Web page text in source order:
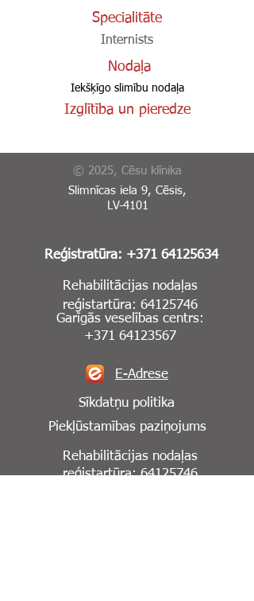
Specialitāte
Internists
Nodaļa
Iekšķīgo slimību nodaļa
Izglītība un pieredze
© 2025, Cēsu klīnika
Slimnīcas iela 9, Cēsis,
LV-4101
Reģistratūra: +371 64125634
Rehabilitācijas nodaļas
reģistartūra: 64125746
Garīgās veselības centrs:
+371 64123567
E-Adrese
Sīkdatņu politika
Piekļūstamības paziņojums
Rehabilitācijas nodaļas
reģistartūra:64125746